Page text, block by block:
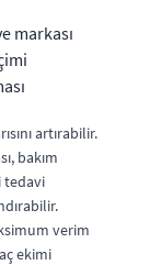
markası
artırabilir.
bakım
tedavi
verim
ekimi